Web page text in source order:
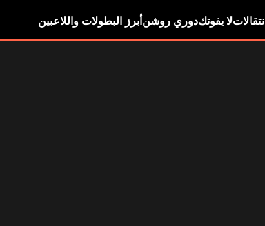
انتقالاتلا يفوتكدوري روشن أبرز البطولات واللاعبين